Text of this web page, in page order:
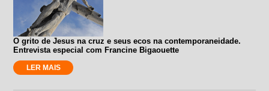
O grito de Jesus na cruz e seus ecos na contemporaneidade.
Entrevista especial com Francine Bigaouette
LER MAIS